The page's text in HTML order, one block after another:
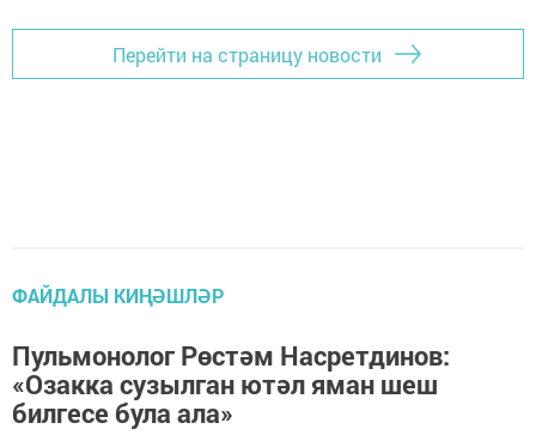
Перейти на страницу новости
ФАЙДАЛЫ КИҢӘШЛӘР
Пульмонолог Рөстәм Насретдинов:
«Озакка сузылган ютәл яман шеш
билгесе була ала»